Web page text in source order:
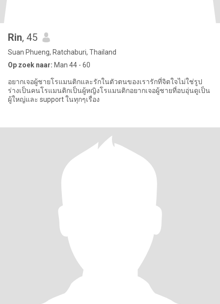
Rin, 45
Suan Phueng, Ratchaburi, Thailand
Op zoek naar: Man 44 - 60
อยากเจอผู้ชายโรแมนติกและรักในตัวตนของเรารักที่จิตใจไม่ใช่รูป
ร่างเป็นคนโรแมนติกเป็นผู้หญิงโรแมนติกอยากเจอผู้ชายที่อบอุ่นดูเป็น
ผู้ใหญ่และ support ในทุกๆเรื่อง